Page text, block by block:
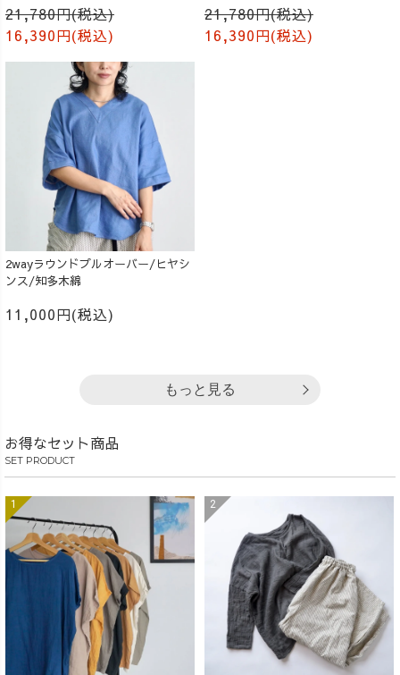
21,780円(税込)
16,390円(税込)
21,780円(税込)
16,390円(税込)
2wayラウンドプルオーバー/ヒヤシ
ンス/知多木綿
11,000円(税込)
もっと見る
お得なセット商品
SET PRODUCT